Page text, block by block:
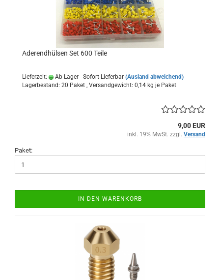
Aderendhülsen Set 600 Teile
Lieferzeit: Ab Lager - Sofort Lieferbar (Ausland abweichend)
Lagerbestand: 20 Paket , Versandgewicht: 0,14 kg je Paket
9,00 EUR
inkl. 19% MwSt. zzgl. Versand
Paket:
IN DEN WARENKORB